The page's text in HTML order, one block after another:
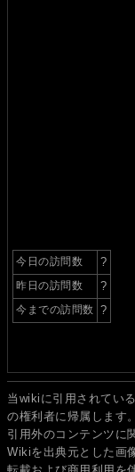
今日の訪問数 ?
昨日の訪問数 ?
今までの訪問数 ?
当wikiに引用されてい
の権利者に帰属します。
引用外のコンテンツに
Wikiを出典元とした画